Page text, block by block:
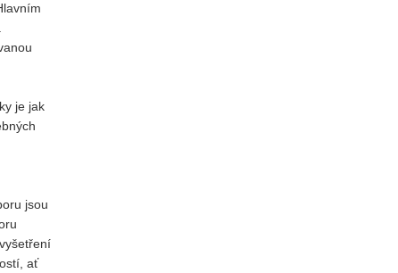
je jak
jsou
ať